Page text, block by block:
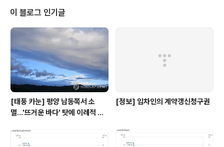
대만, 홍콩, 베트남, 인도네시아, 말레이시아, 필리핀 등지
에서 모두 1위를 기록하는 등 아시아권을 중심으로 선풍적
인 인기를 끌고 있다. 일본 대만 홍콩 베트남 인도네시아 말
레이시아 필리핀
이 블로그 인기글
[태풍 카눈] 평양 남동쪽서 소
멸…'뜨거운 바다' 탓에 이례적 긴
[정보] 임차인의 계약갱신청구권